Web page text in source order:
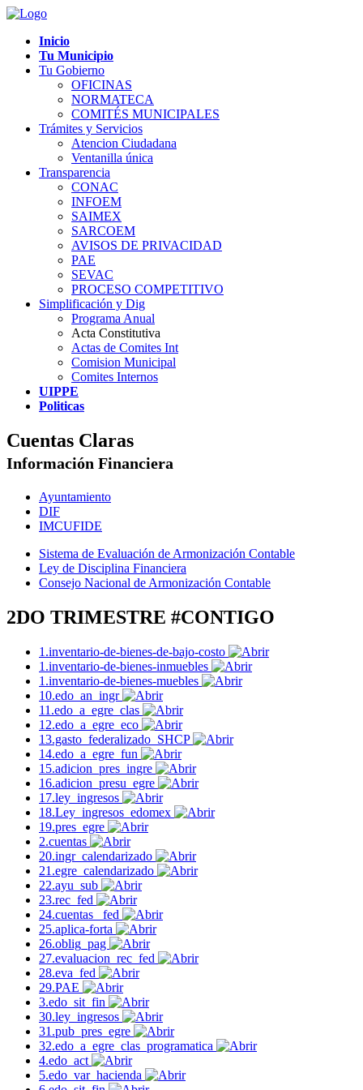
Inicio
Tu Municipio
Tu Gobierno
OFICINAS
NORMATECA
COMITÉS MUNICIPALES
Trámites y Servicios
Atencion Ciudadana
Ventanilla única
Transparencia
CONAC
INFOEM
SAIMEX
SARCOEM
AVISOS DE PRIVACIDAD
PAE
SEVAC
PROCESO COMPETITIVO
Simplificación y Dig
Programa Anual
Acta Constitutiva
Actas de Comites Int
Comision Municipal
Comites Internos
UIPPE
Politicas
Cuentas Claras
Información Financiera
Ayuntamiento
DIF
IMCUFIDE
Sistema de Evaluación de Armonización Contable
Ley de Disciplina Financiera
Consejo Nacional de Armonización Contable
2DO TRIMESTRE #CONTIGO
1.inventario-de-bienes-de-bajo-costo
1.inventario-de-bienes-inmuebles
1.inventario-de-bienes-muebles
10.edo_an_ingr
11.edo_a_egre_clas
12.edo_a_egre_eco
13.gasto_federalizado_SHCP
14.edo_a_egre_fun
15.adicion_pres_ingre
16.adicion_presu_egre
17.ley_ingresos
18.Ley_ingresos_edomex
19.pres_egre
2.cuentas
20.ingr_calendarizado
21.egre_calendarizado
22.ayu_sub
23.rec_fed
24.cuentas _fed
25.aplica-forta
26.oblig_pag
27.evaluacion_rec_fed
28.eva_fed
29.PAE
3.edo_sit_fin
30.ley_ingresos
31.pub_pres_egre
32.edo_a_egre_clas_programatica
4.edo_act
5.edo_var_hacienda